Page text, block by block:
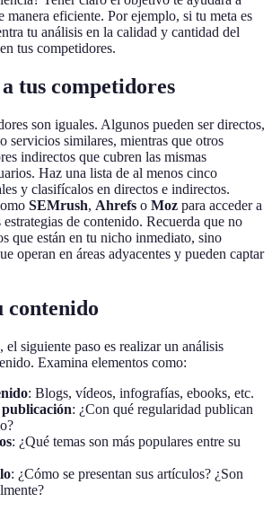
manera eficiente. Por ejemplo, si tu meta es
tu análisis en la calidad y cantidad del
tus competidores.
tus competidores
son iguales. Algunos pueden ser directos,
servicios similares, mientras que otros
indirectos que cubren las mismas
Haz una lista de al menos cinco
y clasifícalos en directos e indirectos.
SEMrush, Ahrefs o Moz para acceder a
de contenido. Recuerda que no
que están en tu nicho inmediato, sino
operan en áreas adyacentes y pueden captar
contenido
siguiente paso es realizar un análisis
Examina elementos como:
: Blogs, vídeos, infografías, ebooks, etc.
: ¿Con qué regularidad publican
: ¿Qué temas son más populares entre su
: ¿Cómo se presentan sus artículos? ¿Son